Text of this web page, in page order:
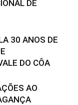
DE
30 ANOS DE
DO CÔA
AO